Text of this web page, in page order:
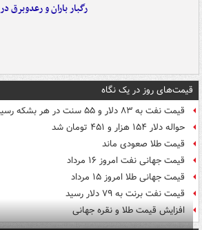
رگبار باران و رعدوبرق
قیمت‌های روز در یک نگاه
قیمت نفت به ۸۳ دلار و ۵۵ سنت در هر بشکه رسید
حواله دلار ۱۵۴ هزار و ۴۵۱ تومان شد
قیمت طلا صعودی ماند
قیمت جهانی نفت امروز ۱۶ مرداد
قیمت جهانی طلا امروز ۱۵ مرداد
قیمت نفت برنت به ۷۹ دلار رسید
افزایش قیمت طلا و نقره جهانی